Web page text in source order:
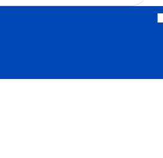
prossimo alla madrelingua (C2)